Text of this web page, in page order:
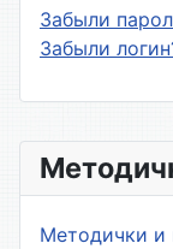
Методички и
Забыли
Забыли